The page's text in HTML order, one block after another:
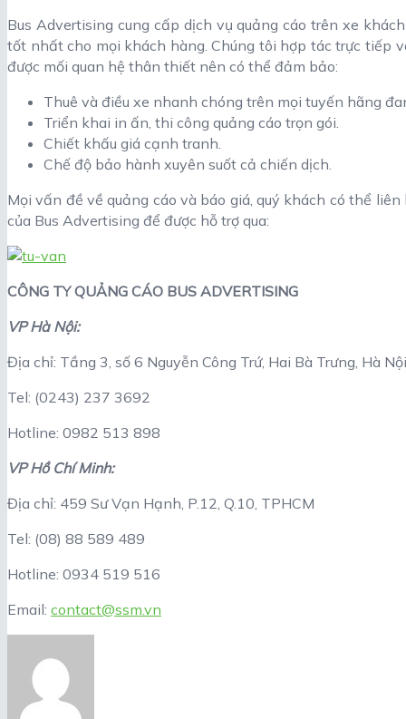
Bus Advertising cung cấp dịch vụ quảng cáo trên xe
tốt nhất cho mọi khách hàng. Chúng tôi hợp tác trực tiếp
được mối quan hệ thân thiết nên có thể đảm bảo:
Thuê và điều xe nhanh chóng trên mọi tuyến hãng
Triển khai in ấn, thi công quảng cáo trọn gói.
Chiết khấu giá cạnh tranh.
Chế độ bảo hành xuyên suốt cả chiến dịch.
Mọi vấn đề về quảng cáo và báo giá, quý khách có thể
của Bus Advertising để được hỗ trợ qua:
CÔNG TY QUẢNG CÁO BUS ADVERTISING
VP Hà Nội:
Địa chỉ: Tầng 3, số 6 Nguyễn Công Trứ, Hai Bà Trưng, Hà Nội
Tel: (0243) 237 3692
Hotline: 0982 513 898
VP Hồ Chí Minh:
Địa chỉ: 459 Sư Vạn Hạnh, P.12, Q.10, TPHCM
Tel: (08) 88 589 489
Hotline: 0934 519 516
Email: contact@ssm.vn